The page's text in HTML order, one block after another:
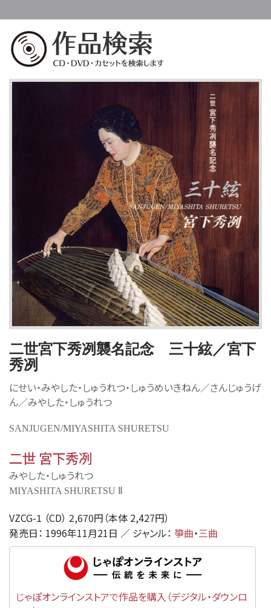
二世宮下秀冽襲名記念 三十絃／宮下
秀冽
にせい・みやした・しゅうれつ・しゅうめいきねん／さんじゅうげ
ん／みやした・しゅうれつ
SANJUGEN/MIYASHITA SHURETSU
二世 宮下秀冽
みやした・しゅうれつ
MIYASHITA SHURETSU Ⅱ
VZCG-1 （CD） 2,670円（本体 2,427円）
発売日： 1996年11月21日 ／ ジャンル： 箏曲・三曲
じゃぽオンラインストアで作品を購入（デジタル・ダウンロ